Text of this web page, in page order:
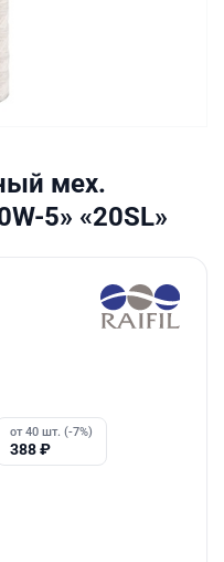
мех.
5» «20SL»
от 40 шт. (-7%)
388₽